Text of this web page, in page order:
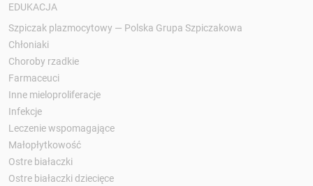
EDUKACJA
Szpiczak plazmocytowy — Polska Grupa Szpiczakowa
Chłoniaki
Choroby rzadkie
Farmaceuci
Inne mieloproliferacje
Infekcje
Leczenie wspomagające
Małopłytkowość
Ostre białaczki
Ostre białaczki dziecięce